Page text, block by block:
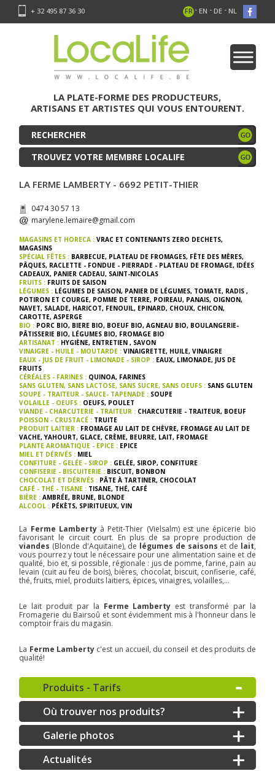
+ 32 495 87 36 30 FR - EN - DE - NL
LA PLATE-FORME DES PRODUCTEURS,
ARTISANS ET ARTISTES QUI VOUS ENTOURENT.
TROUVEZ VOTRE MEMBRE LOCALIFE
LA FERME LAMBERTY - 6692 PETIT-THIER
0474 30 57 13
marylene.lemaire@gmail.com
MAGASINS ET HORECA :VRAC ET CONTENANTS ZERO DECHETS,
MAGASINS
SPÉCIAL FÊTES : BARBECUE, PLATEAU DE FROMAGES, FÊTE DES MÈRES,
PÂQUES, RACLETTE - FONDUE - PIERRADE - PLATEAU DE FROMAGE, IDÉES
CADEAUX, PANIER CADEAU, SAINT-NICOLAS
FRUITS : FRUITS DE SAISON
LÉGUMES : LÉGUMES DE SAISON, PANIER DE LÉGUMES, TOMATE, RADIS,
POTIRON ET COURGE, POMME DE TERRE, POIREAU, PANAIS, OIGNON,
NAVET, SALADE, HARICOT, FENOUIL, EPINARD, CHOUX, CHICON,
CAROTTE, ASPERGE
BIO : PORC BIO, BIERE BIO, BOEUF BIO, AGNEAU BIO, BOULANGERIE-
PÂTISSERIE BIO, LÉGUMES BIO, FROMAGE BIO
ARTISANAT : HYGIÈNE, ENTRETIEN, SAVON
VINAIGRE - HUILE - MOUTARDE :VINAIGRETTE, HUILE, VINAIGRE
EAUX - JUS DE FRUIT - LIMONADE - SIROP : EAUX, LIMONADE, JUS DE
FRUITS
CÉRÉALES - FARINES : QUINOA, FARINES
SANS GLUTEN, SANS LACTOSE, SANS SUCRE, SANS OEUFS : SANS GLUTEN
SOUPE - TRAITEUR - SAUCE- TAPENADE : SOUPE
VOLAILLE - OEUFS : OEUFS, POULET
VIANDE - CHARCUTERIE - TRAITEUR : CHARCUTERIE - TRAITEUR, BOEUF
POISSON - CRUSTACÉ : TRUITE
PRODUIT LAITIER : FROMAGE AU LAIT DE CHÈVRE, FROMAGE AU LAIT DE
VACHE,YAHOURT, GLACE, CRÈME, BEURRE, LAIT, FROMAGE
PLANTE AROMATIQUE - EPICE : EPICE
MIEL ET DÉRIVÉS : MIEL
CONFITURE - GELÉE - SIROP : GELÉE, SIROP, CONFITURE
CONFISERIE - BISCUITERIE : BISCUIT, BONBON
CHOCOLAT ET DÉRIVÉS : PÂTE À TARTINER, CHOCOLAT
CAFÉ - THÉ - TISANE : TISANE, THÉ, CAFÉ
BIÈRE :AMBRÉE, BRUNE, BLONDE
ALCOOL : PÉKÈTS, SPIRITUEUX, VIN
La Ferme Lambertyà Petit-Thier (Vielsalm) est une épicerie bio
favorisant le circuit court. En plus de sa propre production de
viandes (Blonde d'Aquitaine), de légumes de saisons et de lait,
vous pourrez y tout le nécessaire pour une alimentation saine et de
qualité, bio et, si possible, régionale : jus de pomme, farine, pain au
levain (cuit au feu de bois), bières, chocolat, biscuit, confiserie, café,
thé, fruits, miel, produits laitiers, épices, vinaigres, volailles,...
Le lait produit par la Ferme Lamberty est transformé par la
Fromagerie du Bairsoû et sont évidemment mis à l'honneur dans le
comptoir frais du magasin.
La Ferme Lambertyc'est un accueil, du conseil et des produits de
qualité!
Produits - Tarifs
Où trouver nos produits?
Galerie photos
Actualités